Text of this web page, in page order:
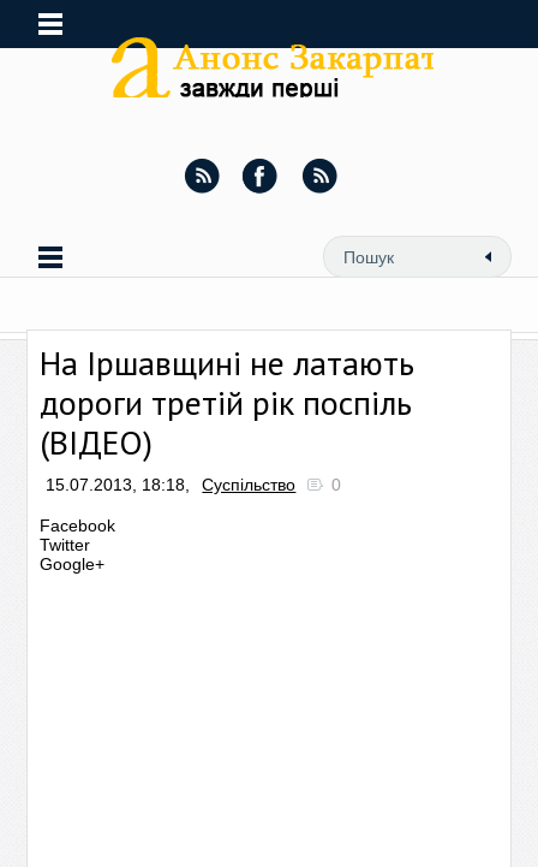
На Іршавщині не латають
дороги третій рік поспіль
(ВІДЕО)
15.07.2013, 18:18, Суспільство 0
Facebook
Twitter
Google+